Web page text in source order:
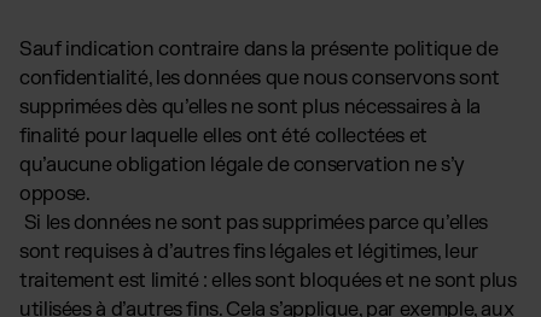
Sauf indication contraire dans la présente politique de
confidentialité, les données que nous conservons sont
supprimées dès qu’elles ne sont plus nécessaires à la
finalité pour laquelle elles ont été collectées et
qu’aucune obligation légale de conservation ne s’y
oppose.
Si les données ne sont pas supprimées parce qu’elles
sont requises à d’autres fins légales et légitimes, leur
traitement est limité : elles sont bloquées et ne sont plus
utilisées à d’autres fins. Cela s’applique, par exemple, aux